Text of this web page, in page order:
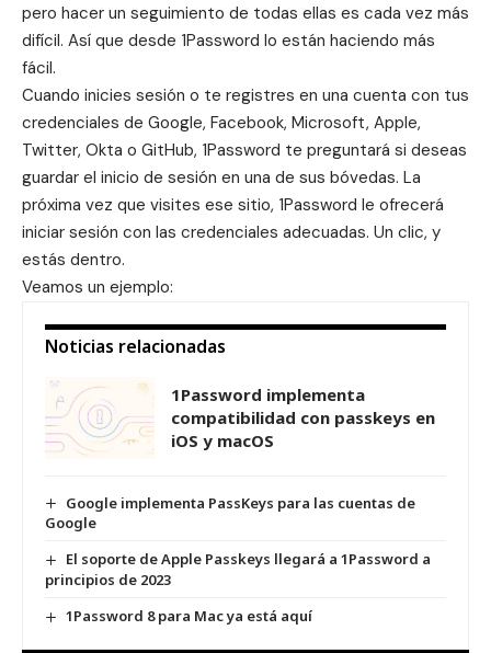
pero hacer un seguimiento de todas ellas es cada vez más
difícil. Así que desde 1Password lo están haciendo más
fácil.
Cuando inicies sesión o te registres en una cuenta con tus
credenciales de Google, Facebook, Microsoft, Apple,
Twitter, Okta o GitHub, 1Password te preguntará si deseas
guardar el inicio de sesión en una de sus bóvedas. La
próxima vez que visites ese sitio, 1Password le ofrecerá
iniciar sesión con las credenciales adecuadas. Un clic, y
estás dentro.
Veamos un ejemplo:
Noticias relacionadas
1Password implementa
compatibilidad con passkeys en
iOS y macOS
Google implementa PassKeys para las cuentas de
Google
El soporte de Apple Passkeys llegará a 1Password a
principios de 2023
1Password 8 para Mac ya está aquí